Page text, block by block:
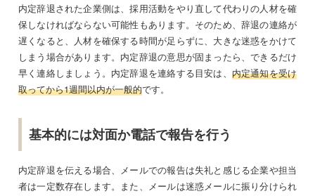
内定辞退された企業側は、採用活動をやり直して代わりの人材を確
保しなければならない可能性もあります。そのため、辞退の連絡が
遅くなると、人材を確保する時間が足らずに、大きな迷惑をかけて
しまう場合があります。内定辞退の意思が固まったら、できるだけ
早く連絡しましょう。内定辞退を連絡する目安は、 内定通知を受け
取ってから1週間以内が一般的です。
基本的には対面か電話で報告を行う
内定辞退を伝える場合、メールでの報告は失礼と感じる企業や担当
者は一定数存在します。また、メールは迷惑メールに振り分けられ